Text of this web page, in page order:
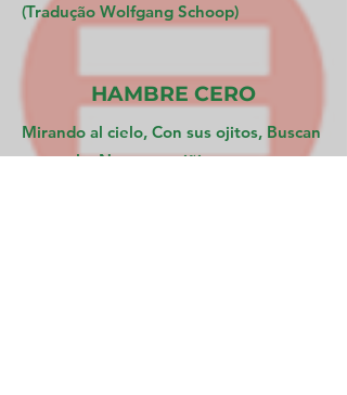
(Tradução Wolfgang Schoop)
HAMBRE CERO
Mirando al cielo, Con sus ojitos, Buscan
consuelo, Nuestros niñitos.